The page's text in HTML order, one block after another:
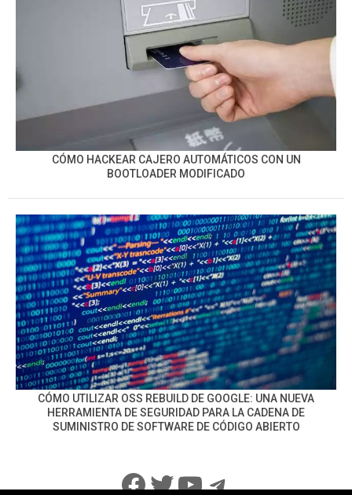
CÓMO HACKEAR CAJERO AUTOMÁTICOS CON UN
BOOTLOADER MODIFICADO
CÓMO UTILIZAR OSS REBUILD DE GOOGLE: UNA NUEVA
HERRAMIENTA DE SEGURIDAD PARA LA CADENA DE
SUMINISTRO DE SOFTWARE DE CÓDIGO ABIERTO
Facebook
Twitter
YouTube
Telegram